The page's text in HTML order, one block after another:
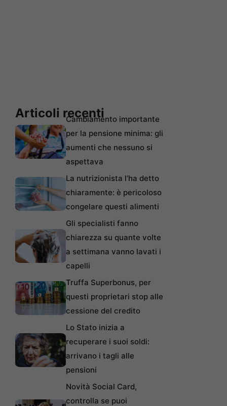
Articoli recentiCambiamento importante
per la pensione minima: gli
aumenti che nessuno si
aspettava
La nutrizionista l’ha detto
chiaramente: è pericoloso
congelare questi alimenti
Gli specialisti fanno
chiarezza su quante volte
a settimana vanno lavati i
capelli
Truffa Superbonus, per
questi proprietari stop alle
cessione del credito
Lo Stato inizia a
recuperare i suoi soldi:
arrivano i tagli alle
pensioni
Novità Social Card,
controlla se puoi